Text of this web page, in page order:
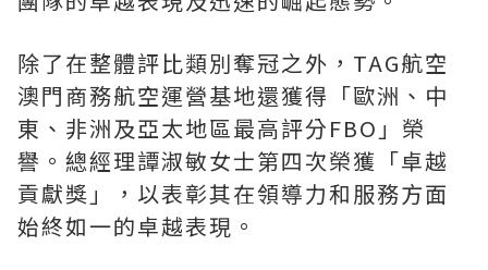
除了在整體評比類別奪冠之外，TAG航空
澳門商務航空運營基地還獲得「歐洲、中
東、非洲及亞太地區最高評分FBO」榮
譽。總經理譚淑敏女士第四次榮獲「卓越
貢獻獎」，以表彰其在領導力和服務方面
始終如一的卓越表現。